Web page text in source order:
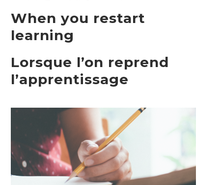
When you restart
learning
Lorsque l’on reprend
l’apprentissage